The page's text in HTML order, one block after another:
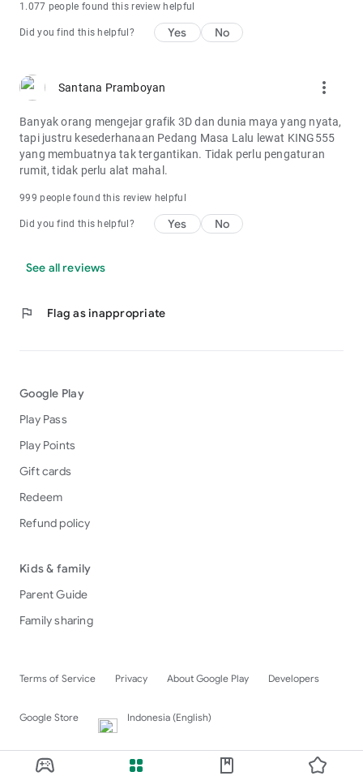
1.077 people found this review helpful
Did you find this helpful? Yes No
Santana Pramboyan more_vert
Banyak orang mengejar grafik 3D dan dunia maya yang nyata,
tapi justru kesederhanaan Pedang Masa Lalu lewat KING555
yang membuatnya tak tergantikan. Tidak perlu pengaturan
rumit, tidak perlu alat mahal.
999 people found this review helpful
Did you find this helpful? Yes No
See all reviews
flag Flag as inappropriate
Google Play
Play Pass
Play Points
Gift cards
Redeem
Refund policy
Kids & family
Parent Guide
Family sharing
Terms of Service Privacy About Google Play Developers
Google Store Indonesia (English)